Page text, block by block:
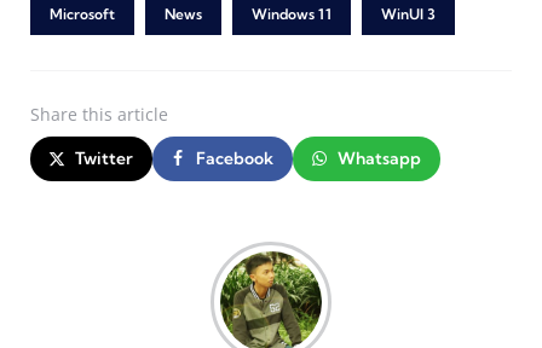
Microsoft News Windows 11 WinUI 3
Share this article
Twitter Facebook Whatsapp